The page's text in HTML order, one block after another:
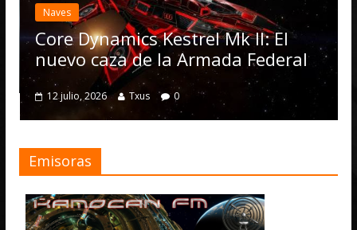
Dynamics Kestrel Mk II: El
caza de la Armada Federal
2026 Txus 0
Emisoras